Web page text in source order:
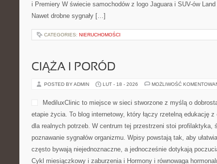
POSTED BY ADMIN LUT - 21 - 2026 MOŻLIWOŚĆ
po całym dniu, ale też o
opowieściami, a premiery
ma charakter rozrywkowy,
się tu bardziej osobista i daje się czytać tak samo łatwo, jak
stronie to Muzyka Alternatywna […]
CATEGORIES:NIERUCHOMOŚCI